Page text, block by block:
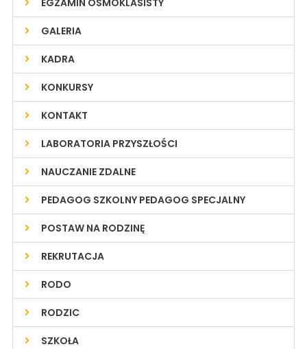
GALERIA
KADRA
KONKURSY
KONTAKT
LABORATORIA PRZYSZŁOŚCI
NAUCZANIE ZDALNE
PEDAGOG SZKOLNY PEDAGOG SPECJALNY
POSTAW NA RODZINĘ
REKRUTACJA
RODO
RODZIC
SZKOŁA